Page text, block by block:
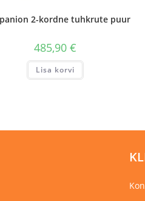
2-kordne tuhkrute puur
485,90€
Lisa korvi